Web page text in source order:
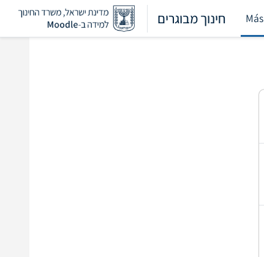
Salta al contenido principal
חינוך מבוגרים Más